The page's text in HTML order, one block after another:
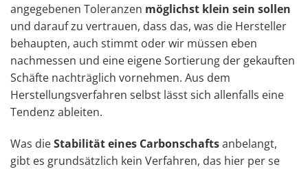
angegebenen Toleranzen möglichst klein sein sollen
und darauf zu vertrauen, dass das, was die Hersteller
behaupten, auch stimmt oder wir müssen eben
nachmessen und eine eigene Sortierung der gekauften
Schäfte nachträglich vornehmen. Aus dem
Herstellungsverfahren selbst lässt sich allenfalls eine
Tendenz ableiten.
Was dieStabilität eines Carbonschaftsanbelangt,
gibt es grundsätzlich kein Verfahren, das hier per se